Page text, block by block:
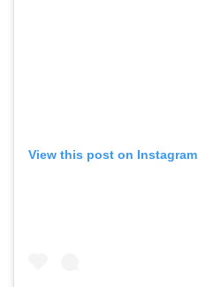
View this post on Instagram